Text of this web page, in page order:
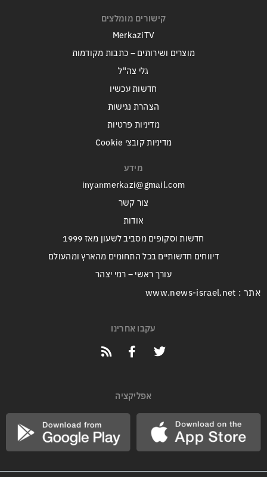
קישורים מומלצים
MerkaziTV
מוצרים ושירותים – כתבות מקודמות
גלי צה"ל
חדשות עכשיו
הצהרת נגישות
מדיניות פרטיות
מדיניות קובצי Cookie
מידע
inyanmerkazi@gmail.com
צור קשר
אודות
חדשות וסקופים מסביב לשעון מאז 1999
דיווחים חדשותיים בכל התחומים מהארץ ומהעולם
עורך ראשי – רמי יצהר
אתר : www.news-israel.net
עקבו אחרינו
אפליקציה